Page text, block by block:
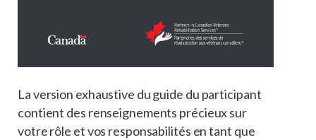
La version exhaustive du guide du participant
contient des renseignements précieux sur
votre rôle et vos responsabilités en tant que